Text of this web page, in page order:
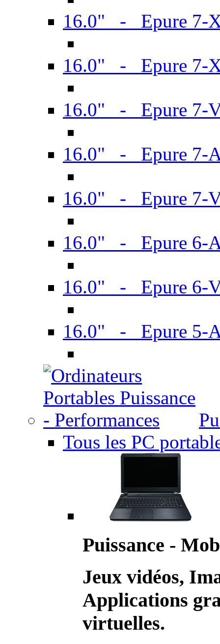
16.0" - Epure 7-
16.0" - Epure 7-
16.0" - Epure 7-
16.0" - Epure 7-
16.0" - Epure 7-
16.0" - Epure 6-
16.0" - Epure 6-
16.0" - Epure 5-
Tous les PC
Puissance -
Jeux vidéos,
Applications
virtuelles.